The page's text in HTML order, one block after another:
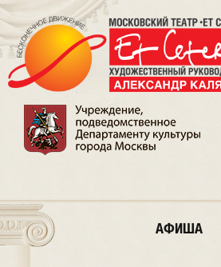
АФИША